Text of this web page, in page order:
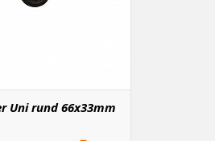
Uni rund 66x33mm